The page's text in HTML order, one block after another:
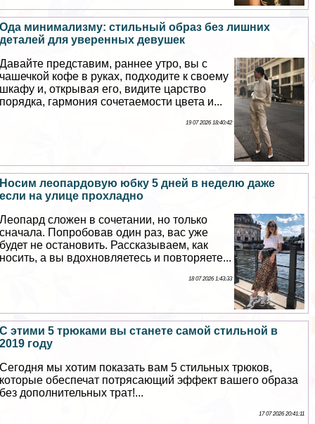
Ода минимализму: стильный образ без лишних
деталей для уверенных дeвyшек
Давайте представим, раннее утро, вы с
чашечкой кофе в руках, подходите к своему
шкафу и, открывая его, видите царство
порядка, гармония сочетаемости цвета и...
19 07 2026 18:40:42
Носим леопардовую юбку 5 дней в неделю даже
если на улице прохладно
Леопард сложен в сочетании, но только
сначала. Попробовав один раз, вас уже
будет не остановить. Рассказываем, как
носить, а вы вдохновляетесь и повторяете...
18 07 2026 1:43:33
С этими 5 трюками вы станете самой стильной в
2019 году
Сегодня мы хотим показать вам 5 стильных трюков,
которые обеспечат потрясающий эффект вашего образа
без дополнительных трат!...
17 07 2026 20:41:11